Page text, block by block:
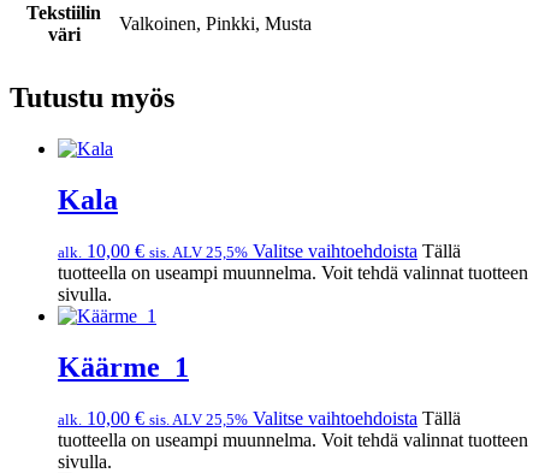
Tekstiilin
väri
Valkoinen, Pinkki, Musta
Tutustu myös
Kala
alk. 10,00 € sis. ALV 25,5% Valitse vaihtoehdoista Tällä
tuotteella on useampi muunnelma. Voit tehdä valinnat tuotteen
sivulla.
Käärme_1
alk. 10,00 € sis. ALV 25,5% Valitse vaihtoehdoista Tällä
tuotteella on useampi muunnelma. Voit tehdä valinnat tuotteen
sivulla.